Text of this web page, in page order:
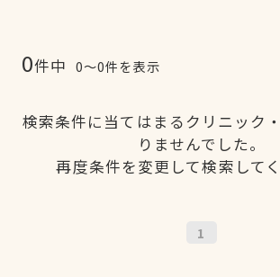
0件中 0〜0件を表示
検索条件に当てはまるクリニック
りませんでした。
再度条件を変更して検索してく
1